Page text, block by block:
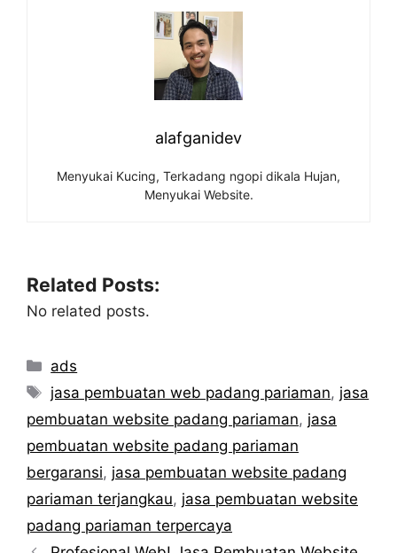
alafganidev
Menyukai Kucing, Terkadang ngopi dikala Hujan,
Menyukai Website.
Related Posts:
No related posts.
Categories
ads
Tags
jasa pembuatan web padang pariaman, jasa
pembuatan website padang pariaman, jasa
pembuatan website padang pariaman
bergaransi, jasa pembuatan website padang
pariaman terjangkau, jasa pembuatan website
padang pariaman terpercaya